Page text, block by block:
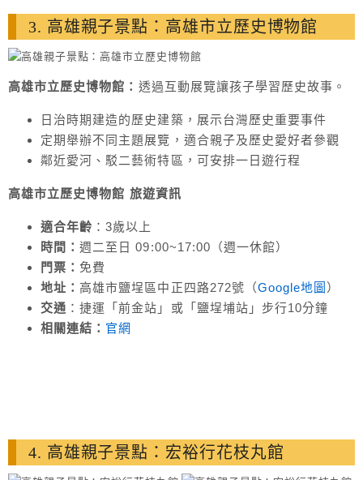
3. 高雄親子景點：高雄市立歷史博物館
高雄市立歷史博物館： 透過互動展覽讓孩子學習歷史故事。
日治時期建造的歷史建築，展示台灣歷史重要事件
定期舉辦不同主題展覽，適合親子及歷史愛好者參觀
鄰近愛河、駁二藝術特區，可安排一日遊行程
高雄市立歷史博物館 旅遊資訊
適合年齡 ：3歲以上
時間：週二至日 09:00~17:00（週一休館）
門票： 免費
地址： 高雄市鹽埕區中正四路272號（Google地圖 ）
交通 ：捷運「前金站」或「鹽埕埔站」步行10分鐘
相關連結： 官網
4. 高雄親子景點：宏裕行花枝丸館